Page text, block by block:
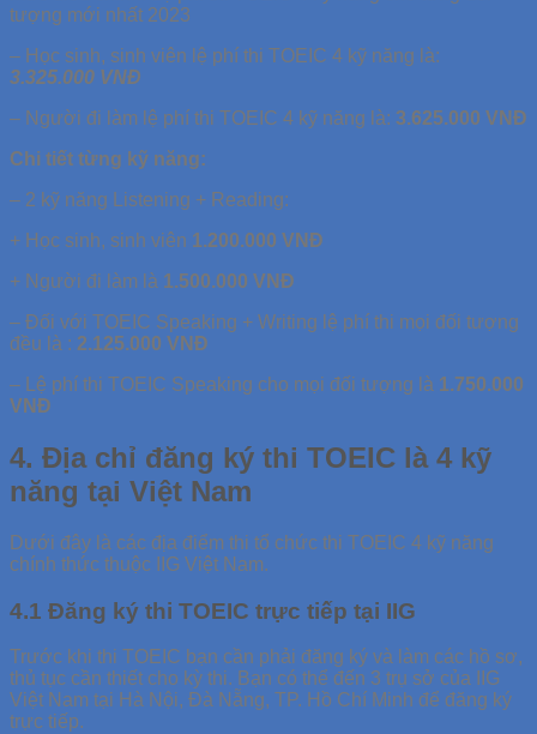
tượng mới nhất 2023
– Học sinh, sinh viên lệ phí thi TOEIC 4 kỹ năng là:
3.325.000 VNĐ
– Người đi làm lệ phí thi TOEIC 4 kỹ năng là: 3.625.000 VNĐ
Chi tiết từng kỹ năng:
– 2 kỹ năng Listening + Reading:
+ Học sinh, sinh viên 1.200.000 VNĐ
+ Người đi làm là 1.500.000 VNĐ
– Đối với TOEIC Speaking + Writing lệ phí thi mọi đối tượng
đều là : 2.125.000 VNĐ
– Lệ phí thi TOEIC Speaking cho mọi đối tượng là 1.750.000
VNĐ
4. Địa chỉ đăng ký thi TOEIC là 4 kỹ
năng tại Việt Nam
Dưới đây là các địa điểm thi tổ chức thi TOEIC 4 kỹ năng
chính thức thuộc IIG Việt Nam.
4.1 Đăng ký thi TOEIC trực tiếp tại IIG
Trước khi thi TOEIC bạn cần phải đăng ký và làm các hồ sơ,
thủ tục cần thiết cho kỳ thi. Bạn có thể đến 3 trụ sở của IIG
Việt Nam tại Hà Nội, Đà Nẵng, TP. Hồ Chí Minh để đăng ký
trực tiếp.